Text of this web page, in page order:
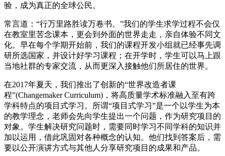
验，成为真正的全球公民。
常言道：“行万里路胜读万卷书。”我们的学生求学过程不会仅
在教室里苦念课本，更会到外面的世界走走，亲自体验不同文
化。早在每个学期开始前，我们的课程开发小组就已经事先调
研所选国家，并设计好学习课程；在开学时，学生可以马上跟
当地社群的专家交流，从而更深入接触他们所居住的世界。
在2017年夏天，我们推出了创新的“世界改造者课
程”(Changemaker Curriculum)，将高质量学术标准融入至有跨
学科特点的项目式学习。所谓“项目式学习”是一个以学生为本
的教学理念，老师会先向学生提出一个问题，作为研究项目的
对象。学生解决研究问题时，需要同时学习不同学科的知识并
加以运用，借此巩固对各种概念的认知。他们找到答案后，需
要以公开演讲方式与其他人分享研究项目的成果和产品。